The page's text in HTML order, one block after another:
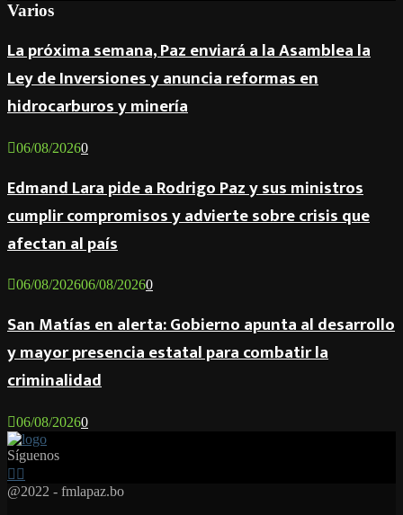
Varios
La próxima semana, Paz enviará a la Asamblea la
Ley de Inversiones y anuncia reformas en
hidrocarburos y minería
06/08/20260
Edmand Lara pide a Rodrigo Paz y sus ministros
cumplir compromisos y advierte sobre crisis que
afectan al país
06/08/202606/08/20260
San Matías en alerta: Gobierno apunta al desarrollo
y mayor presencia estatal para combatir la
criminalidad
06/08/20260
Síguenos
Facebook
Twitter
Instagram
@2022 - fmlapaz.bo